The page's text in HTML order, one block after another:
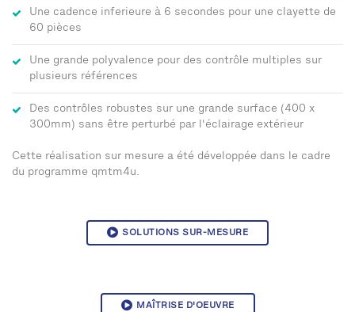
Une cadence inferieure à 6 secondes pour une clayette de
60 pièces
Une grande polyvalence pour des contrôle multiples sur
plusieurs références
Des contrôles robustes sur une grande surface (400 x
300mm) sans être perturbé par l'éclairage extérieur
Cette réalisation sur mesure a été développée dans le cadre
du programme qmtm4u.
SOLUTIONS SUR-MESURE
MAÎTRISE D'OEUVRE